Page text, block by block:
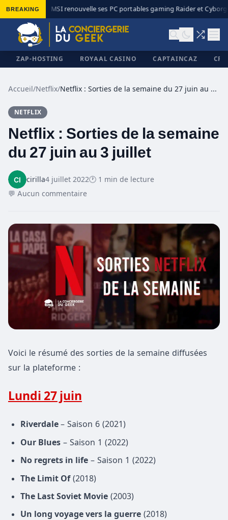
BREAKING MSI renouvelle ses PC portables gaming Raider et Cyborg
ZAP-HOSTING ROYAAL CASINO CAPTAINCAZ
Accueil/Netflix/ Netflix : Sorties de la semaine du 27 juin au 3 juillet
NETFLIX
Netflix : Sorties de la semaine
du 27 juin au 3 juillet
cirilla4 juillet 2022🕐 1 min de lecture
💬 Aucun commentaire
Voici le résumé des sorties de la semaine diffusées
sur la plateforme :
Lundi 27 juin
Riverdale – Saison 6 (2021)
Our Blues – Saison 1 (2022)
No regrets in life – Saison 1 (2022)
The Limit Of(2018)
The Last Soviet Movie (2003)
Un long voyage vers la guerre (2018)